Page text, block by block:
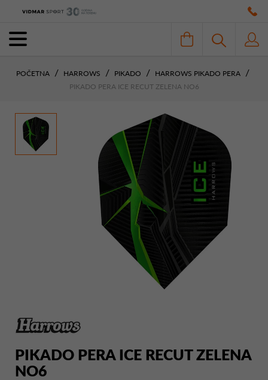
POČETNA HARROWS PIKADO
HARROWS PIKADO PERA
PIKADO PERA ICE RECUT ZELENA NO6
PIKADO PERA ICE RECUT ZELENA
NO6